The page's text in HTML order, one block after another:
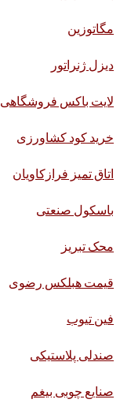
مگاتوزین
دیزل ژنراتور
لایت باکس فروشگاهی
خرید کود کشاورزی
اتاق تمیز فرازکاویان
باسکول صنعتی
محک تبریز
قیمت هبلکس رضوی
فین تیوب
صندلی پلاستیکی
صنایع چوبی بیغم